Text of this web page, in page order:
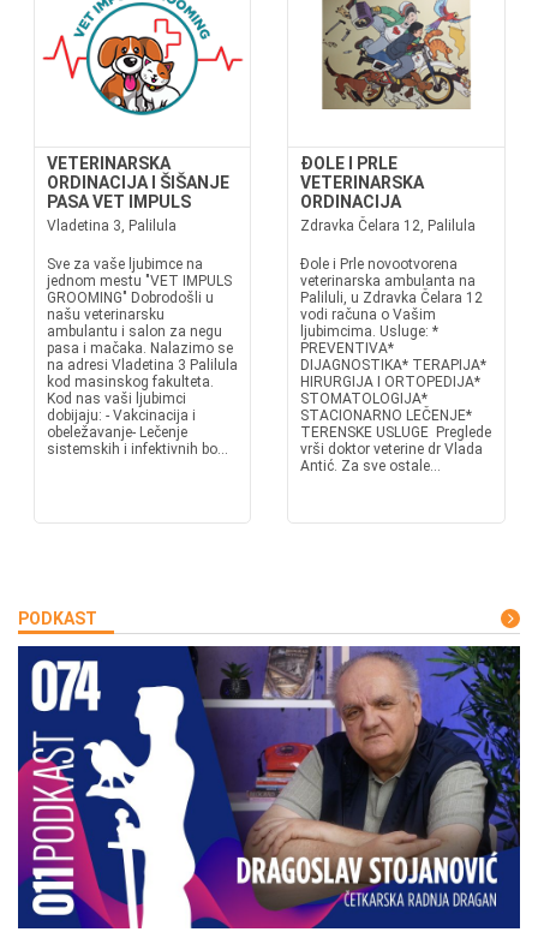
VETERINARSKA
ORDINACIJA I ŠIŠANJE
PASA VET IMPULS
Vladetina 3, Palilula
Sve za vaše ljubimce na
jednom mestu "VET IMPULS
GROOMING" Dobrodošli u
našu veterinarsku
ambulantu i salon za negu
pasa i mačaka. Nalazimo se
na adresi Vladetina 3 Palilula
kod masinskog fakulteta.
Kod nas vaši ljubimci
dobijaju: - Vakcinacija i
obeležavanje- Lečenje
sistemskih i infektivnih bo...
ĐOLE I PRLE
VETERINARSKA
ORDINACIJA
Zdravka Čelara 12, Palilula
Đole i Prle novootvorena
veterinarska ambulanta na
Paliluli, u Zdravka Čelara 12
vodi računa o Vašim
ljubimcima. Usluge: *
PREVENTIVA*
DIJAGNOSTIKA* TERAPIJA*
HIRURGIJA I ORTOPEDIJA*
STOMATOLOGIJA*
STACIONARNO LEČENJE*
TERENSKE USLUGE Preglede
vrši doktor veterine dr Vlada
Antić. Za sve ostale...
PODKAST